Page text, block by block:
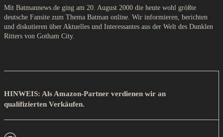
Mit Batmannews.de ging am 20. August 2000 die heute wohl größte
deutsche Fansite zum Thema Batman online. Wir informieren, berichten
und diskutieren über Aktuelles und Interessantes aus der Welt des Dunklen
Ritters von Gotham City.
HINWEIS: Als Amazon-Partner verdienen wir an
qualifizierten Verkäufen.